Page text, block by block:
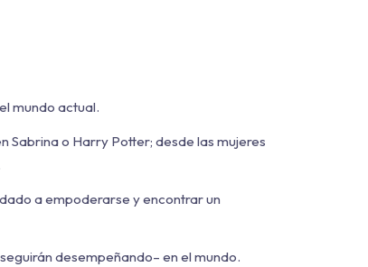
mundo actual.
Sabrina o Harry Potter; desde las mujeres
a empoderarse y encontrar un
desempeñando– en el mundo.